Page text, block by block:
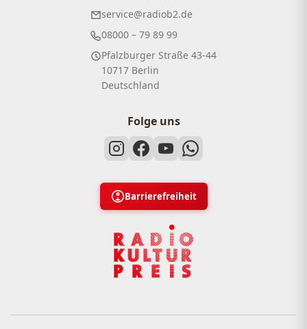
service@radiob2.de
08000 – 79 89 99
Pfalzburger Straße 43-44
10717 Berlin
Deutschland
Folge uns
Barrierefreiheit